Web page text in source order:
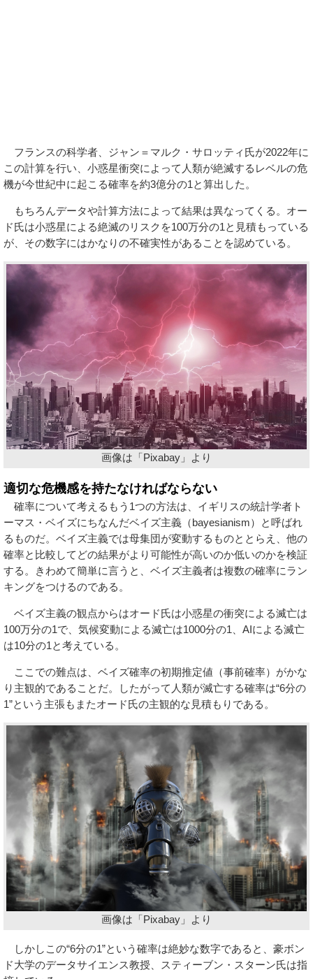
フランスの科学者、ジャン＝マルク・サロッティ氏が2022年に
この計算を行い、小惑星衝突によって人類が絶滅するレベルの危
機が今世紀中に起こる確率を約3億分の1と算出した。
もちろんデータや計算方法によって結果は異なってくる。オー
ド氏は小惑星による絶滅のリスクを100万分の1と見積もっている
が、その数字にはかなりの不確実性があることを認めている。
画像は「Pixabay」より
適切な危機感を持たなければならない
確率について考えるもう1つの方法は、イギリスの統計学者ト
ーマス・ベイズにちなんだベイズ主義（bayesianism）と呼ばれ
るものだ。ベイズ主義では母集団が変動するものととらえ、他の
確率と比較してどの結果がより可能性が高いのか低いのかを検証
する。きわめて簡単に言うと、ベイズ主義者は複数の確率にラン
キングをつけるのである。
ベイズ主義の観点からはオード氏は小惑星の衝突による滅亡は
100万分の1で、気候変動による滅亡は1000分の1、AIによる滅亡
は10分の1と考えている。
ここでの難点は、ベイズ確率の初期推定値（事前確率）がかな
り主観的であることだ。したがって人類が滅亡する確率は“6分の
1”という主張もまたオード氏の主観的な見積もりである。
画像は「Pixabay」より
しかしこの“6分の1”という確率は絶妙な数字であると、豪ボン
ド大学のデータサイエンス教授、スティーブン・スターン氏は指